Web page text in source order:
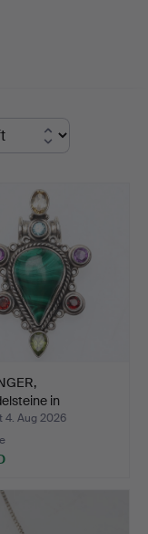
in
4. Aug 2026